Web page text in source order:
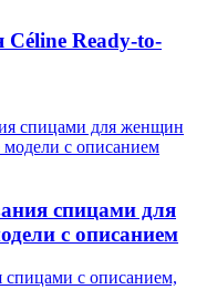
Céline Ready-to-
спицами для
с описанием